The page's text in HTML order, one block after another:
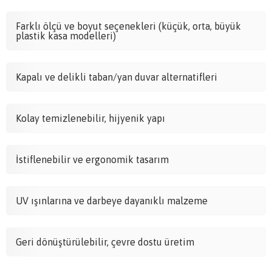
Farklı ölçü ve boyut seçenekleri (küçük, orta, büyük
plastik kasa modelleri)
Kapalı ve delikli taban/yan duvar alternatifleri
Kolay temizlenebilir, hijyenik yapı
İstiflenebilir ve ergonomik tasarım
UV ışınlarına ve darbeye dayanıklı malzeme
Geri dönüştürülebilir, çevre dostu üretim